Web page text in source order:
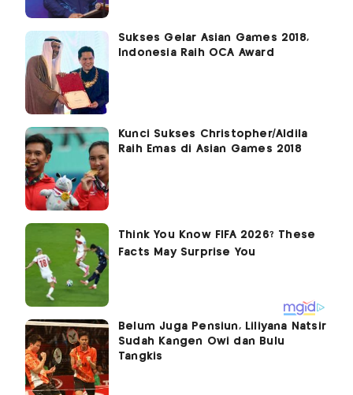
Sukses Gelar Asian Games 2018,
Indonesia Raih OCA Award
Kunci Sukses Christopher/Aldila
Raih Emas di Asian Games 2018
Belum Juga Pensiun, Liliyana Natsir
Sudah Kangen Owi dan Bulu
Tangkis